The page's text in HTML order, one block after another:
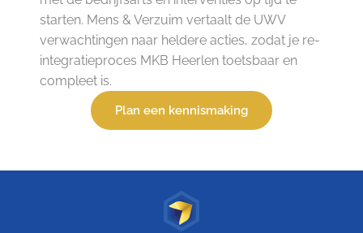
starten. Mens & Verzuim vertaalt de UWV
verwachtingen naar heldere acties, zodat je re-
integratieproces MKB Heerlen toetsbaar en
compleet is.
Plan een kennismaking